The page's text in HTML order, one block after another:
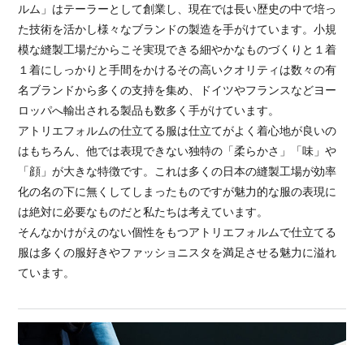
ルム」はテーラーとして創業し、現在では長い歴史の中で培っ
た技術を活かし様々なブランドの製造を手がけています。小規
模な縫製工場だからこそ実現できる細やかなものづくりと１着
１着にしっかりと手間をかけるその高いクオリティは数々の有
名ブランドから多くの支持を集め、ドイツやフランスなどヨー
ロッパへ輸出される製品も数多く手がけています。
アトリエフォルムの仕立てる服は仕立てがよく着心地が良いの
はもちろん、他では表現できない独特の「柔らかさ」「味」や
「顔」が大きな特徴です。これは多くの日本の縫製工場が効率
化の名の下に無くしてしまったものですが魅力的な服の表現に
は絶対に必要なものだと私たちは考えています。
そんなかけがえのない個性をもつアトリエフォルムで仕立てる
服は多くの服好きやファッショニスタを満足させる魅力に溢れ
ています。